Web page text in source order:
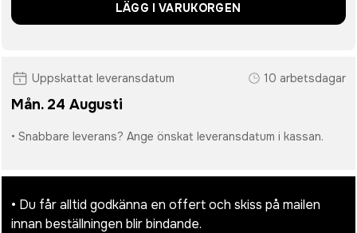
LÄGG I VARUKORGEN
Uppskattat leveransdatum 10 arbetsdagar
Mån. 24 Augusti
• Snabbare leverans? Ange önskat leveransdatum i kassan.
• Du får alltid godkänna en offert och skiss på mailen
innan beställningen blir bindande.